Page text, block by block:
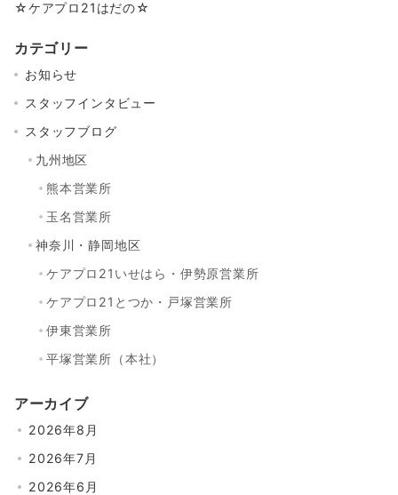
☆ケアプロ21はだの☆
カテゴリー
お知らせ
スタッフインタビュー
スタッフブログ
九州地区
熊本営業所
玉名営業所
神奈川・静岡地区
ケアプロ21いせはら・伊勢原営業所
ケアプロ21とつか・戸塚営業所
伊東営業所
平塚営業所（本社）
アーカイブ
2026年8月
2026年7月
2026年6月